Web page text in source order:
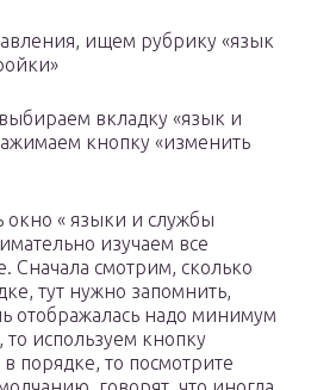
ищем рубрику «язык
вкладку «язык и
кнопку «изменить
окно « языки и службы
изучаем все
Сначала смотрим, сколько
тут нужно запомнить,
отображалась надо минимум
используем кнопку
в порядке, то посмотрите